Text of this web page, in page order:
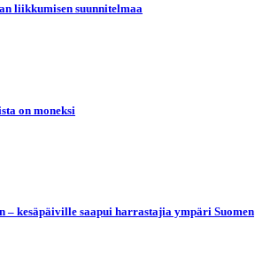
liikkumisen suunnitelmaa
on moneksi
– kesäpäiville saapui harrastajia ympäri Suomen